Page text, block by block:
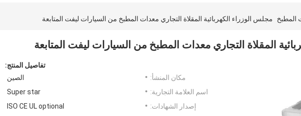
المطبخ مجلس الوزراء الكهربائية المقلاة التجاري معدات المطبخ من السيارات ليفت المتابعة
المقلاة التجاري معدات المطبخ من السيارات ليفت المتابعة
تفاصيل المنتج:
مكان المنشأ:
الصين
اسم العلامة التجارية:
Super star
إصدار الشهادات:
ISO CE UL optional